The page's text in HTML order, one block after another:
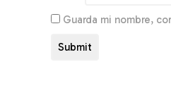
Guarda mi nombre,